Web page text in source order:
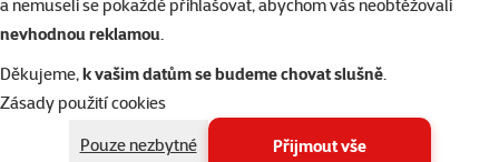
a nemuseli se pokaždé přihlašovat, abychom vás neobtěžovali
nevhodnou reklamou.
Děkujeme,k vašim datům se budeme chovat slušně.
Zásady použití cookies
Pouze nezbytné
Přijmout vše
Kolín Ovčáry
Ovčáry 304, Ovčáry
Kozomín